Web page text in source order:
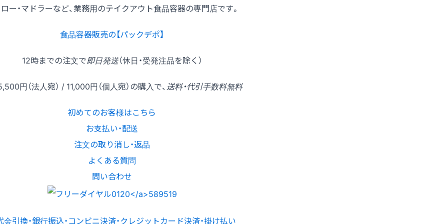
ー・マドラーなど、業務用のテイクアウト食品容器の専門店です。
食品容器販売の【パックデポ】
12時までの注文で即日発送（休日・受発注品を除く）
円（法人宛） / 11,000円（個人宛）の購入で、 送料・代引手数料無料
初めてのお客様はこちら
お支払い・配送
注文の取り消し・返品
よくある質問
問い合わせ